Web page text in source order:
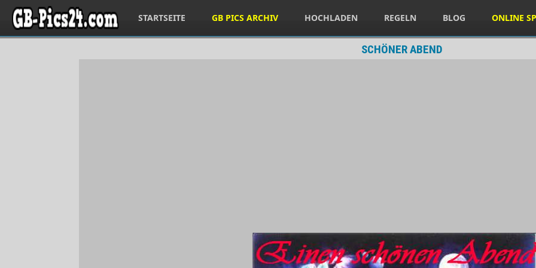
STARTSEITE GB PICS ARCHIV HOCHLADEN REGELN BLOG ONLINE
SCHÖNER ABEND